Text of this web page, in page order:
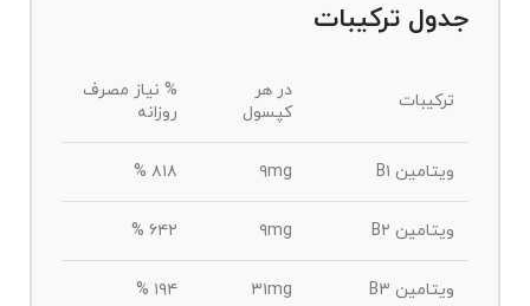
جدول ترکیبات
ترکیبات
در هر
کپسول
% نیاز مصرف
روزانه
ویتامین B۱ ۹mg ۸۱۸ %
ویتامین B۲ ۹mg ۶۴۲ %
ویتامین B۳ ۳۱mg ۱۹۴ %